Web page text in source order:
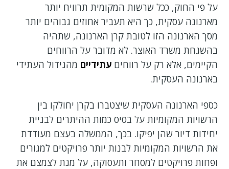
על פי החוק, ככל שרשות המקומית תרוויח יותר
מארנונה עסקית, כך היא תעביר אחוזים גבוהים יותר
מסך הארנונה הזו לטובת קרן הארנונה, שתהיה
בהשגחת משרד האוצר. לא מדובר על הרווחים
הקיימים, אלא רק על רווחיםעתידיים מהגידול העתידי
בארנונה העסקית.
כספי הארנונה העסקית שיצטברו בקרן יחולקו בין
הרשויות המקומיות על בסיס כמות ההיתרים לבניית
יחידות דיור שהן יפיקו. בכך, הממשלה בעצם מעודדת
את הרשויות המקומיות לבנות יותר פרויקטים למגורים
ופחות פרויקטים למסחר ותעסוקה, על מנת לצמצם את